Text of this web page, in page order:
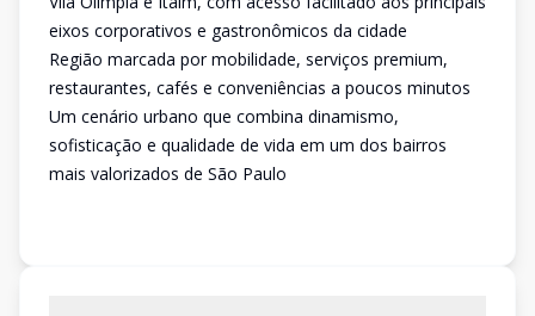
eixos corporativos e gastronômicos da cidade
Região marcada por mobilidade, serviços premium,
restaurantes, cafés e conveniências a poucos minutos
Um cenário urbano que combina dinamismo,
sofisticação e qualidade de vida em um dos bairros
mais valorizados de São Paulo